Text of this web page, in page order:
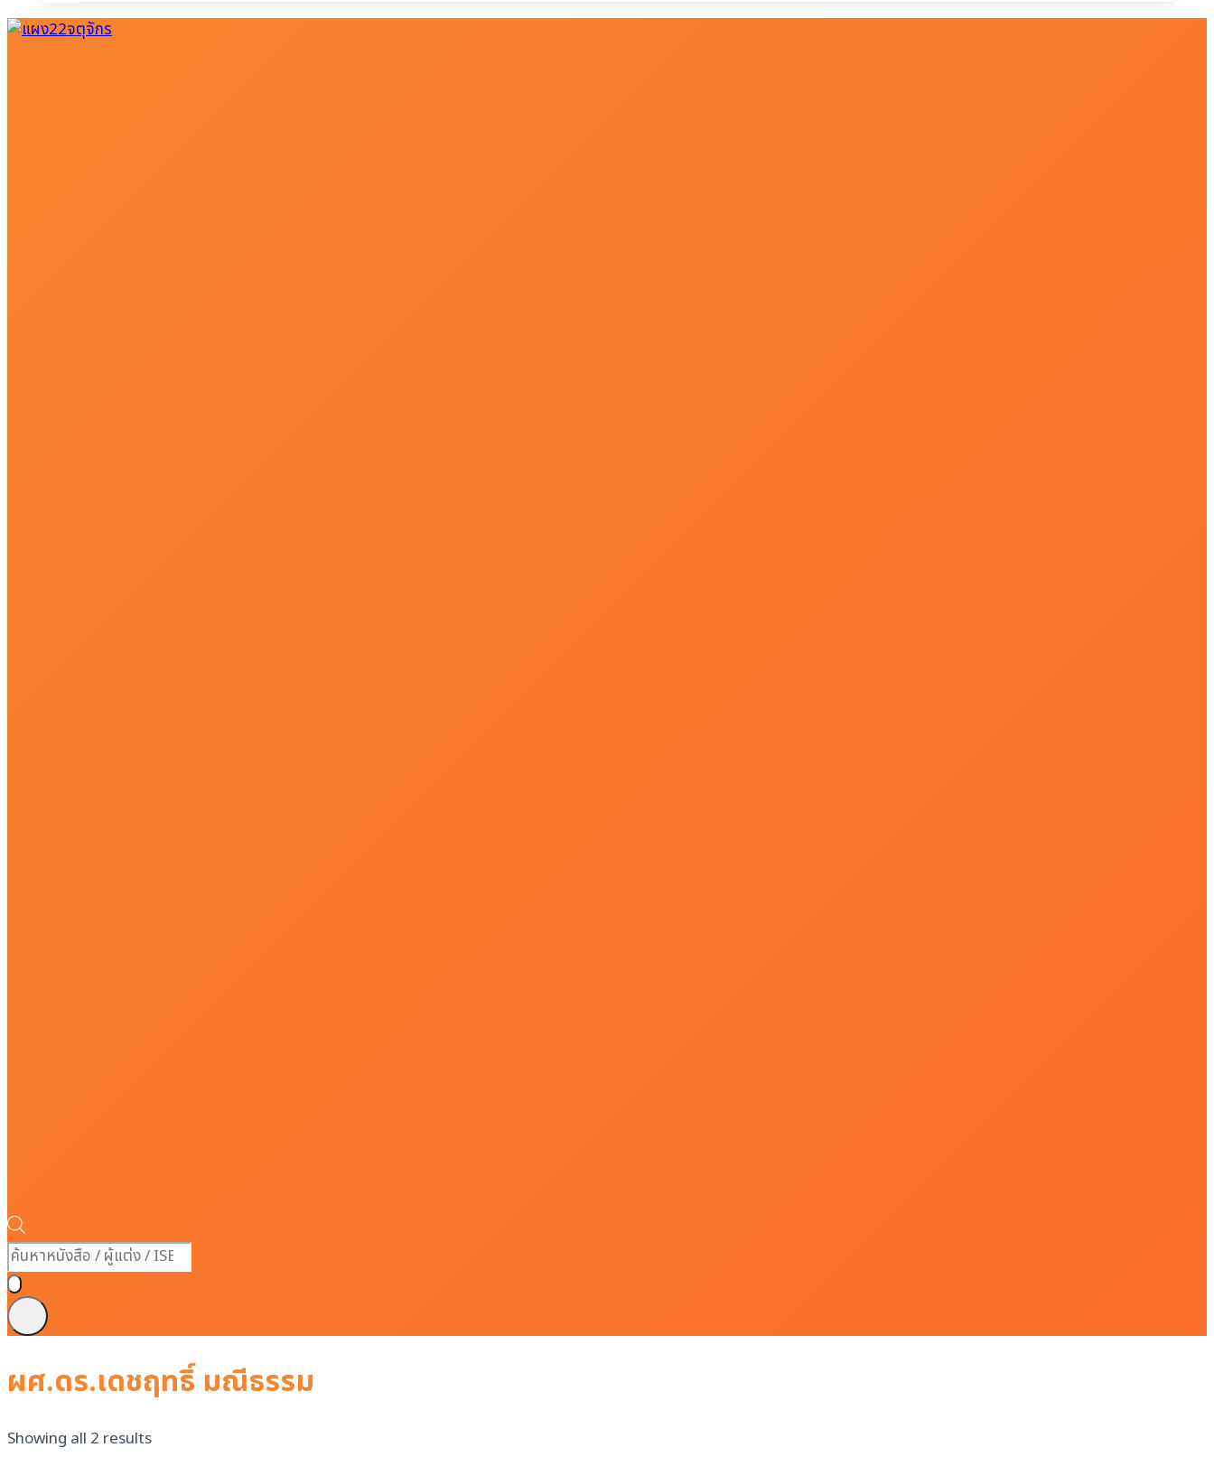
Products
search
ผศ.ดร.เดชฤทธิ์ มณีธรรม
Showing all 2 results